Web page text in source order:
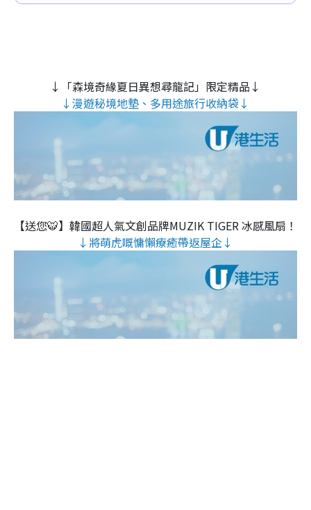
↓「森境奇緣夏日異想尋龍記」限定精品↓
↓漫遊秘境地墊、多用途旅行收納袋↓
【送您🐯】韓國超人氣文創品牌MUZIK TIGER 冰感風扇！
↓將萌虎嘅慵懶療癒帶返屋企↓